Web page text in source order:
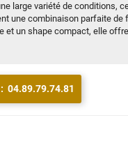
large variété de conditions,
une combinaison parfaite de
et un shape compact, elle
04.89.79.74.81